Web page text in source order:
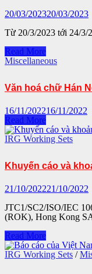
lần
thứ
60
qua
zoom
20/03/202320/03/2023
Từ 20/3/2023 tới 24/3/
Cuộc
họp
cáo
chữ
biểu
ý
IRG#60
Read More
Miscellaneous
Văn hoá chữ Hán
16/11/202216/11/2022
Văn
hoá
chữ
và
Read More
IRG Working Sets
Khuyến cáo và
21/10/202221/10/2022
JTC1/SC2/ISO/IEC
(ROK), Hong Kong
Khuyến
cáo
và
Read More
IRG Working Sets /